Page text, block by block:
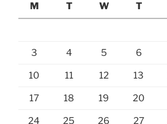
M
T W T
3 4 5 6
10 11 12 13
17 18 19 20
24 25 26 27